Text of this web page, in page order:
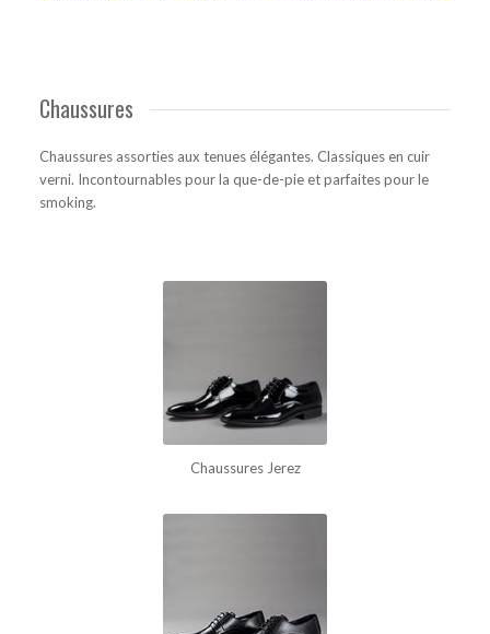
Chaussures
Chaussures assorties aux tenues élégantes. Classiques en cuir
verni. Incontournables pour la que-de-pie et parfaites pour le
smoking.
Chaussures Jerez